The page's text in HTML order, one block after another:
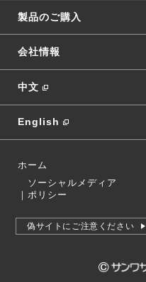
製品のご購入
会社情報
中文
English
ホーム
｜
ソーシャルメディア
ポリシー
偽サイトにご注意ください